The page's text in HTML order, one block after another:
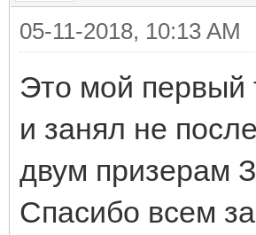
05-11-2018, 10:13 AM
Это мой первый
и занял не
двум призерам
Спасибо всем